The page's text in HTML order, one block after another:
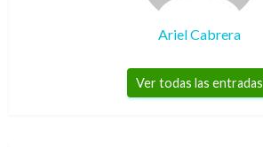
Ariel Cabrera
Ver todas las entradas